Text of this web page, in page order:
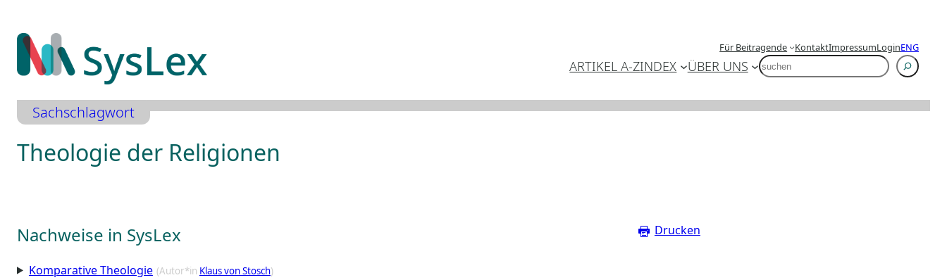
Inhalt
springen
Für Beitragende KontaktImpressumLoginENG
ARTIKEL A-ZINDEX ÜBER UNS SUCHEN
Sachschlagwort
Theologie der Religionen
Nachweise in SysLex
Komparative Theologie (Autor*in Klaus von Stosch)
Drucken